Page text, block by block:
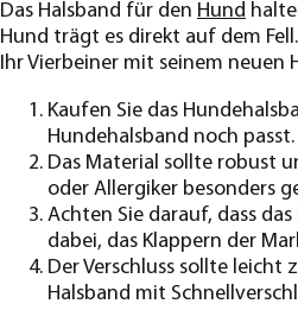
Das Halsband für den Hund
Hund trägt es direkt auf dem
Ihr Vierbeiner mit seinem
Kaufen Sie das
Hundehalsband noch passt.
Das Material sollte robust
oder Allergiker besonders
Achten Sie darauf, dass
dabei, das Klappern der
Der Verschluss sollte leicht
Halsband mit